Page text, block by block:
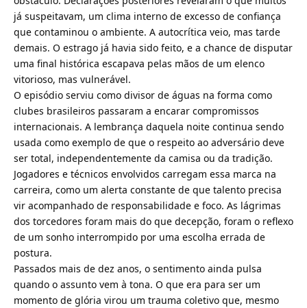
já suspeitavam, um clima interno de excesso de confiança
que contaminou o ambiente. A autocrítica veio, mas tarde
demais. O estrago já havia sido feito, e a chance de disputar
uma final histórica escapava pelas mãos de um elenco
vitorioso, mas vulnerável.
O episódio serviu como divisor de águas na forma como
clubes brasileiros passaram a encarar compromissos
internacionais. A lembrança daquela noite continua sendo
usada como exemplo de que o respeito ao adversário deve
ser total, independentemente da camisa ou da tradição.
Jogadores e técnicos envolvidos carregam essa marca na
carreira, como um alerta constante de que talento precisa
vir acompanhado de responsabilidade e foco. As lágrimas
dos torcedores foram mais do que decepção, foram o reflexo
de um sonho interrompido por uma escolha errada de
postura.
Passados mais de dez anos, o sentimento ainda pulsa
quando o assunto vem à tona. O que era para ser um
momento de glória virou um trauma coletivo que, mesmo